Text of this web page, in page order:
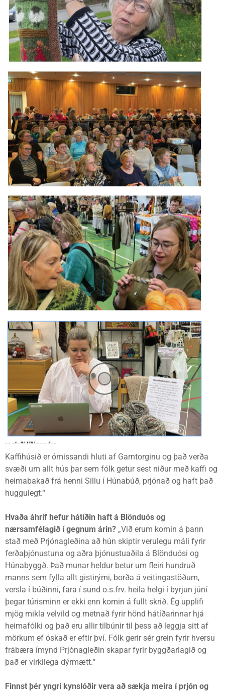
Kaffihúsið er ómissandi hluti af Garntorginu og það verða
svæði um allt hús þar sem fólk getur sest niður með kaffi og
heimabakað frá henni Sillu í Húnabúð, prjónað og haft það
huggulegt.“
Hvaða áhrif hefur hátíðin haft á Blönduós og
nærsamfélagið í gegnum árin? „Við erum komin á þann
stað með Prjónagleðina að hún skiptir verulegu máli fyrir
ferðaþjónustuna og aðra þjónustuaðila á Blönduósi og
Húnabyggð. Það munar heldur betur um fleiri hundruð
manns sem fylla allt gistirými, borða á veitingastöðum,
versla í búðinni, fara í sund o.s.frv. heila helgi í byrjun júní
þegar túrisminn er ekki enn komin á fullt skrið. Ég upplifi
mjög mikla velvild og metnað fyrir hönd hátíðarinnar hjá
heimafólki og það eru allir tilbúnir til þess að leggja sitt af
mörkum ef óskað er eftir því. Fólk gerir sér grein fyrir hversu
frábæra ímynd Prjónagleðin skapar fyrir byggðarlagið og
það er virkilega dýrmætt.“
Finnst þér yngri kynslóðir vera að sækja meira í prjón og